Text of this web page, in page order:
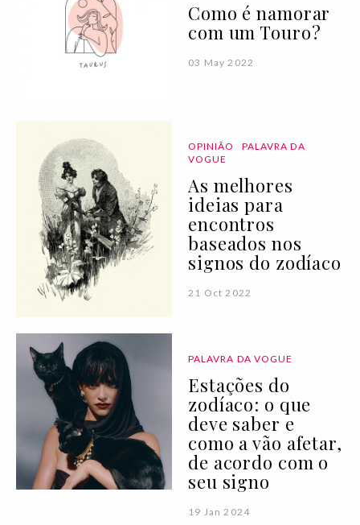
Como é namorar
com um Touro?
03 May 2022
OPINIÃO
PALAVRA DA
VOGUE
As melhores
ideias para
encontros
baseados nos
signos do zodíaco
21 Oct 2022
PALAVRA DA VOGUE
Estações do
zodíaco: o que
deve saber e
como a vão afetar,
de acordo com o
seu signo
19 Jan 2024